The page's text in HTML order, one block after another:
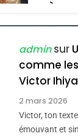
FIÈRE,
ISRAÉL
CE
JUDAISME
adminsur
comme
Victor
2 mars 2026
Victor, ton
émouvant et